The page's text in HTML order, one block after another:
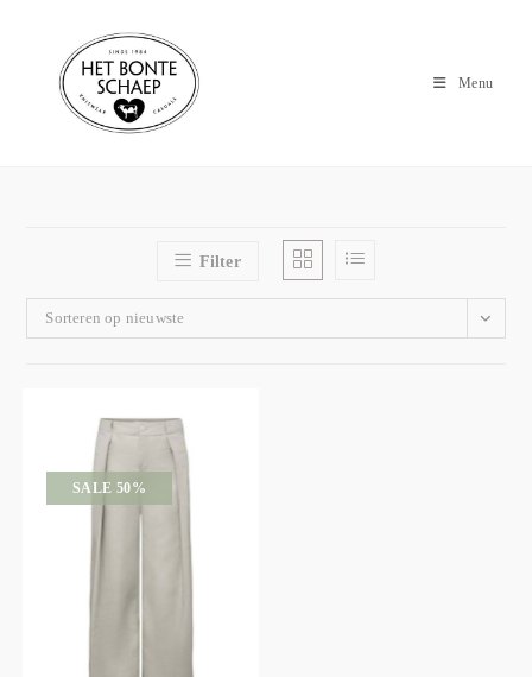
Menu
Filter
Sorteren op nieuwste
SALE 50%